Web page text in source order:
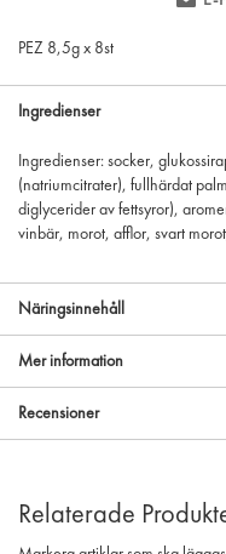
PEZ 8,5g x 8st
Ingredienser
Ingredienser: socker,
(natriumcitrater), fullhärdat
diglycerider av fettsyror),
vinbär, morot, afflor, svart
Näringsinnehåll
Mer information
Recensioner
Relaterade